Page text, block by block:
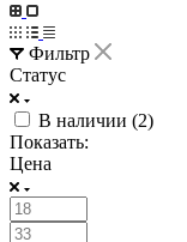
Фильтр
Статус
В наличии (2)
Показать:
Цена